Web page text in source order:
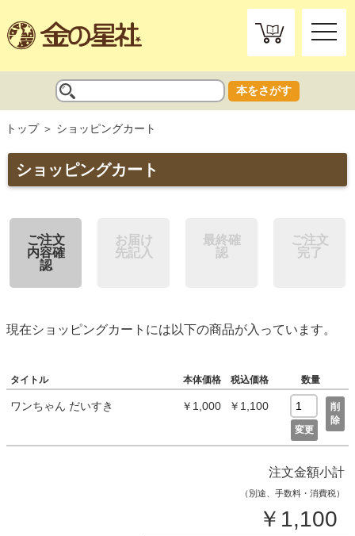
toggle
本をさがす
トップ ショッピングカート
ショッピングカート
ご注文
内容確
認
お届け
先記入
最終確
認
ご注文
完了
現在ショッピングカートには以下の商品が入っています。
タイトル 本体価格 税込価格 数量
ワンちゃん だいすき ￥1,000 ￥1,100
変更
削
除
注文金額小計
（別途、手数料・消費税）
￥1,100